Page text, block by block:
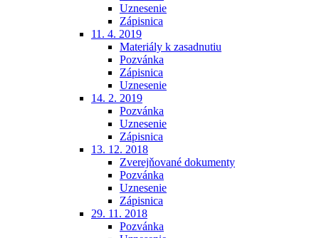
Uznesenie
Zápisnica
11. 4. 2019
Materiály k zasadnutiu
Pozvánka
Zápisnica
Uznesenie
14. 2. 2019
Pozvánka
Uznesenie
Zápisnica
13. 12. 2018
Zverejňované dokumenty
Pozvánka
Uznesenie
Zápisnica
29. 11. 2018
Pozvánka